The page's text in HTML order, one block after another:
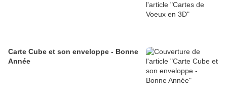
Carte Cube et son enveloppe - Bonne
Année